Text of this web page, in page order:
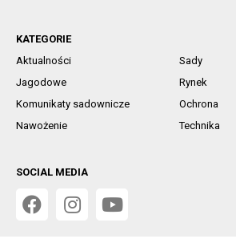
KATEGORIE
Aktualności
Sady
Jagodowe
Rynek
Komunikaty sadownicze
Ochrona
Nawożenie
Technika
SOCIAL MEDIA